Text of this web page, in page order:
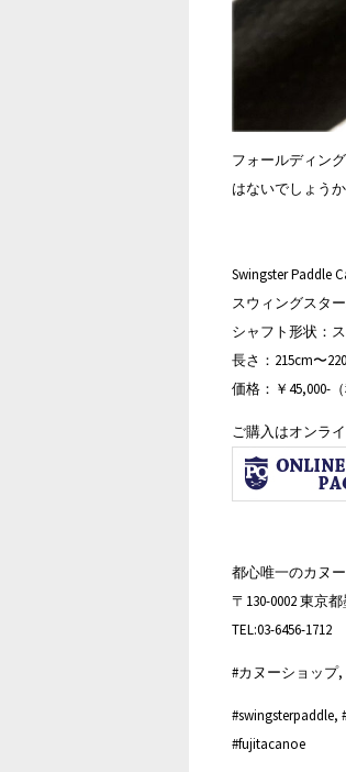
フォールディン
はないでしょう
Swingster Paddle
スウィングスタ
シャフト形状：
長さ：215cm〜
価格：￥45,000-（
ご購入はオンラ
都心唯一のカヌ
〒130-0002 東京
TEL:03-6456-1712
#カヌーショップ
#fujitacanoe